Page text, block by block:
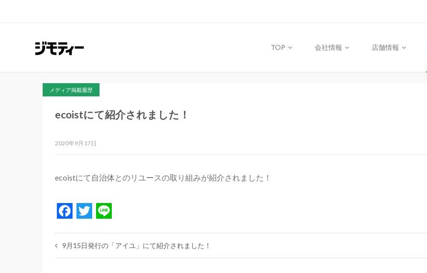
TOP 会社情報 店舗情報
メディア掲載履歴
ecoistにて紹介されました！
2020年9月17日
ecoistにて自治体とのリユースの取り組みが紹介されました！
Facebook
Twitter
9月15日発行の「アイユ」にて紹介されました！